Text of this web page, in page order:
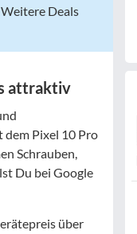
Deals
attraktiv
Pixel 10 Pro
Schrauben,
Du bei Google
über